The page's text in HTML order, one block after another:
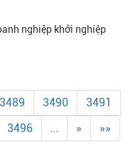
nghiệp khởi nghiệp
3489 3490
3491
3496 … » »»